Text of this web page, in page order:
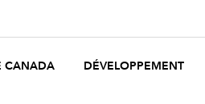
CANADA DÉVELOPPEMENT